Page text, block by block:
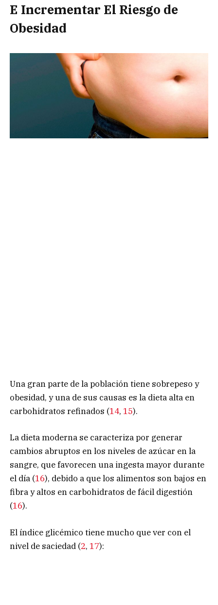
E Incrementar El Riesgo de
Obesidad
Una gran parte de la población tiene sobrepeso y
obesidad, y una de sus causas es la dieta alta en
carbohidratos refinados (14, 15).
La dieta moderna se caracteriza por generar
cambios abruptos en los niveles de azúcar en la
sangre, que favorecen una ingesta mayor durante
el día (16), debido a que los alimentos son bajos en
fibra y altos en carbohidratos de fácil digestión
(16).
El índice glicémico tiene mucho que ver con el
nivel de saciedad (2, 17):